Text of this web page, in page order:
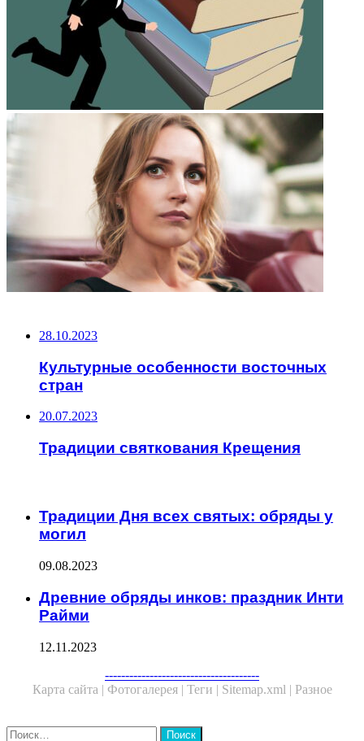
28.10.2023
Культурные особенности восточных
стран
20.07.2023
Традиции святкования Крещения
Традиции Дня всех святых: обряды у
могил
09.08.2023
Древние обряды инков: праздник Инти
Райми
12.11.2023
--------------------------------------
Карта сайта | Фотогалерея | Теги | Sitemap.xml | Разное
Close
Найти: